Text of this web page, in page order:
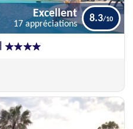
Excellent
Excellent
17 appréciations
8.3